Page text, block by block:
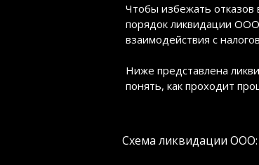
Чтобы избежать
порядок ликвидации
взаимодействия с
Ниже представлена
понять, как проходит
Схема ликвидации ООО: